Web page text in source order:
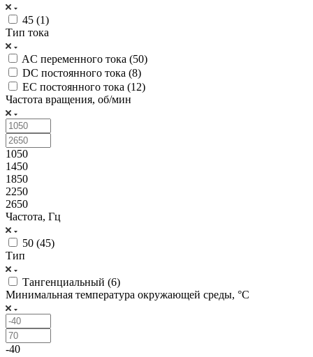
45 (1)
Тип тока
AC переменного тока (50)
DC постоянного тока (8)
EC постоянного тока (12)
Частота вращения, об/мин
1050
1450
1850
2250
2650
Частота, Гц
50 (45)
Тип
Тангенциальный (6)
Минимальная температура окружающей среды, °C
-40